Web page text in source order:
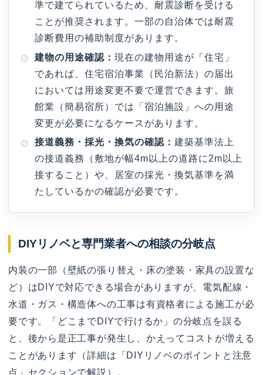
準で建てられているため、耐震診断を受ける
ことが推奨されます。一部の自治体では耐震
診断費用の補助制度があります。
建物の用途確認：現在の建物用途が「住宅」
であれば、住宅宿泊事業（民泊新法）の届出
においては用途変更不要で運営できます。旅
館業（簡易宿所）では「宿泊施設」への用途
変更が必要になるケースがあります。
接道義務・採光・換気の確認：建築基準法上
の接道義務（敷地が幅4m以上の道路に2m以上
接すること）や、居室の採光・換気基準を満
たしているかの確認が必要です。
DIYリノベと専門業者への相談の分岐点
内装の一部（壁紙の張り替え・床の塗装・家具の設置な
ど）はDIYで対応できる場合がありますが、電気配線・
水道・ガス・構造体への工事は有資格者による施工が必
要です。「どこまでDIYで行けるか」の分岐点を誤る
と、後から是正工事が発生し、かえってコストが増える
ことがあります（詳細は「DIYリノベのポイントと注意
点」セクションで解説）。